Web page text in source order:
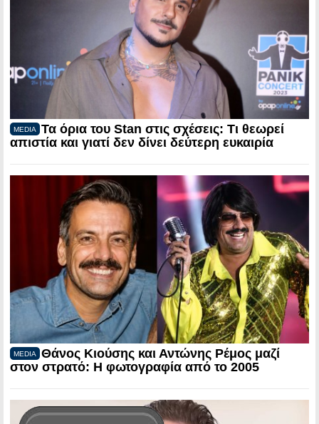
MEDIA
Τα όρια του Stan στις σχέσεις: Τι θεωρεί
απιστία και γιατί δεν δίνει δεύτερη ευκαιρία
MEDIA
Θάνος Κιούσης και Αντώνης Ρέμος μαζί
στον στρατό: Η φωτογραφία από το 2005